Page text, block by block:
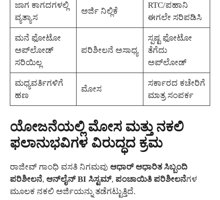
ಜಾಗ ಕಾಗದಗಳಲ್ಲಿ
ವ್ಯತ್ಯಾಸ
ಅರ್ಜಿ ನಿಲ್ಲಿಕೆ
RTC/ಪಹಾನಿ
ಈಗಲೇ ಸರಿಪಡಿಸಿ
ಮನೆ ಫೋಟೋ
ಅಪ್‌ಲೋಡ್
ಸರಿಯಿಲ್ಲ
ಪರಿಶೀಲನೆ ಅಸಾಧ್ಯ
ಸ್ಪಷ್ಟ ಫೋಟೋ
ತೆಗೆದು
ಅಪ್‌ಲೋಡ್
ಮಧ್ಯವರ್ತಿಗಳಿಗೆ
ಹಣ
ಮೋಸ
ಸರ್ಕಾರದ ಕಚೇರಿಗೆ
ಮಾತ್ರ ಸಂಪರ್ಕ
ಯೋಜನೆಯಲ್ಲಿ ಮೋಸ ಮತ್ತು ನಕಲಿ
ಫಲಾನುಭವಿಗಳ ವಿರುದ್ಧದ ಕ್ರಮ
ರಾಜೀವ್ ಗಾಂಧಿ ವಸತಿ ನಿಗಮವು ಆಧಾರ್ ಆಧಾರಿತ ಸಿಬ್ಬಂದಿ
ಪರಿಶೀಲನೆ, ಆನ್‌ಲೈನ್ BI ಸಿಸ್ಟಮ್, ಪಂಚಾಯಿತಿ ಪರಿಶೀಲನೆಗಳ
ಮೂಲಕ ನಕಲಿ ಅರ್ಜಿಯನ್ನು ತಡೆಗಟ್ಟುತ್ತಿದೆ.